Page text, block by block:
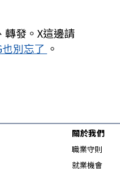
轉發。X這邊請
也別忘了 。
關於我們
職業守則
就業機會